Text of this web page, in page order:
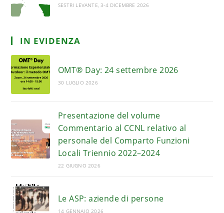
SESTRI LEVANTE, 3-4 DICEMBRE 2026
IN EVIDENZA
OMT® Day: 24 settembre 2026
30 LUGLIO 2026
Presentazione del volume
Commentario al CCNL relativo al
personale del Comparto Funzioni
Locali Triennio 2022–2024
22 GIUGNO 2026
Le ASP: aziende di persone
14 GENNAIO 2026